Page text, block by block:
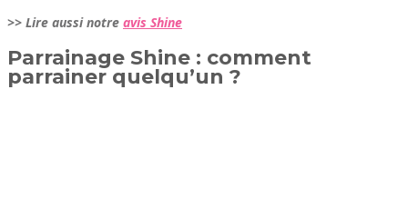
>> Lire aussi notre avis Shine
Parrainage Shine : comment
parrainer quelqu’un ?